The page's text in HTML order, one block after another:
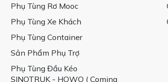
Phụ Tùng Rơ Mooc
Phụ Tùng Xe Khách
Phụ Tùng Container
Sản Phẩm Phụ Trợ
Phụ Tùng Đầu Kéo
SINOTRUK - HOWO ( Coming